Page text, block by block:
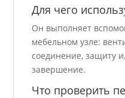
Для чего
Он выполняет
мебельном узле:
соединение, защиту
завершение.
Что проверить